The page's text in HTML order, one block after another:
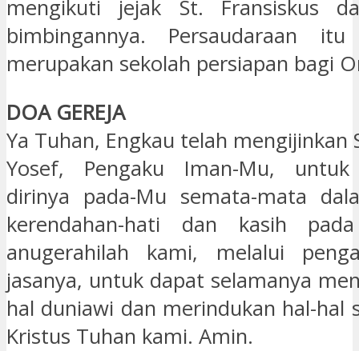
mengikuti jejak St. Fransiskus
bimbingannya. Persaudaraan itu
merupakan sekolah persiapan bagi
DOA GEREJA
Ya Tuhan, Engkau telah mengijinkan
Yosef, Pengaku Iman-Mu, untuk
dirinya pada-Mu semata-mata
kerendahan-hati dan kasih
anugerahilah kami, melalui
jasanya, untuk dapat selamanya
hal duniawi dan merindukan hal-hal
Kristus Tuhan kami. Amin.